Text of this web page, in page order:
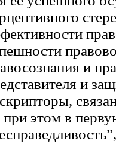
и
и
при этом в